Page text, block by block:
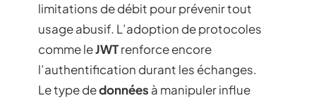
limitations de débit pour prévenir tout
usage abusif. L’adoption de protocoles
comme leJWTrenforce encore
l’authentification durant les échanges.
Le type dedonnées à manipuler influe